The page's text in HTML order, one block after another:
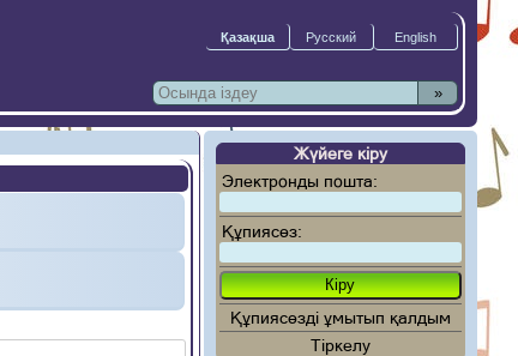
»
Жүйеге кіру
Электронды пошта:
Құпиясөз:
Құпиясөзді ұмытып қалдым
Тіркелу